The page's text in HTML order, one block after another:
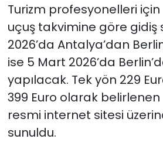
Turizm profesyonelleri için
uçuş takvimine göre gidiş
2026’da Antalya’dan
ise 5 Mart 2026’da
yapılacak. Tek yön 229
399 Euro olarak
resmi internet sitesi
sunuldu.